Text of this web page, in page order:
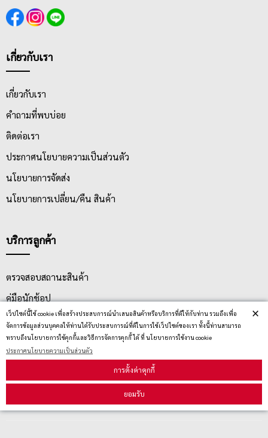
เว็ปไซต์นี้ใช้ cookie เพื่อสร้างประสบการณ์นำเสนอสินค้าหรือบริการที่ดีให้กับท่าน รวมถึงเพื่อ
จัดการข้อมูลส่วนบุคคลให้ท่านได้รับประสบการณ์ที่ดีในการใช้เว็ปไซต์ของเรา ทั้งนี้ท่านสามารถ
ทราบถึงนโยบายการใช้คุกกี้และวิธีการจัดการคุกกี้ ได้ ที่ นโยบายการใช้งาน cookie
ประกาศนโยบายความเป็นส่วนตัว
การตั้งค่าคุกกี้
ยอมรับ
×
เกี่ยวกับเรา
เกี่ยวกับเรา
คำถามที่พบบ่อย
ติดต่อเรา
ประกาศนโยบายความเป็นส่วนตัว
นโยบายการจัดส่ง
นโยบายการเปลี่ยน/คืน สินค้า
บริการลูกค้า
ตรวจสอบสถานะสินค้า
คู่มือนักช้อป
วิธีลบคุกกี้
สมัครรับข่าวสาร
รับข่าวสาร